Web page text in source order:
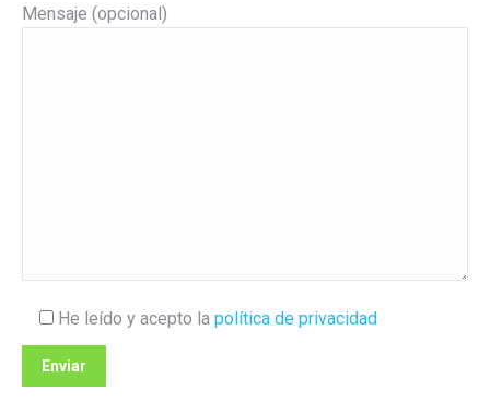
Mensaje (opcional)
He leído y acepto la política de privacidad